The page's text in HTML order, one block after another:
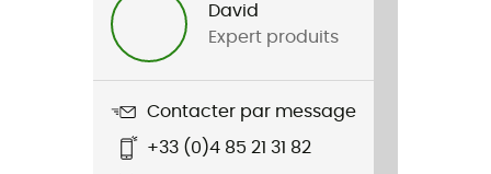
Imperméabilité
David
Expert produits
Contacter par message
+33 (0)4 85 21 31 82